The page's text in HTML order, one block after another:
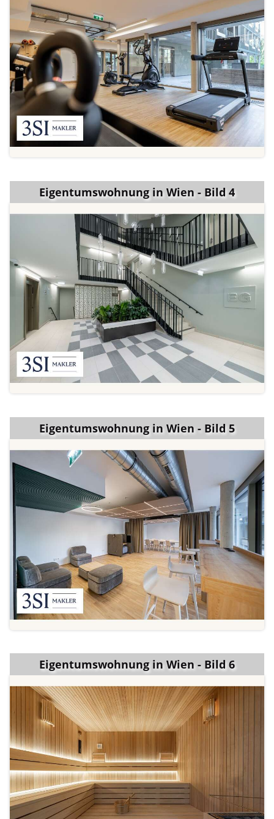
Eigentumswohnung in Wien - Bild 4
Eigentumswohnung in Wien - Bild 5
Eigentumswohnung in Wien - Bild 6